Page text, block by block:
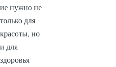
ие нужно не
только для
красоты, но
и для
здоровья